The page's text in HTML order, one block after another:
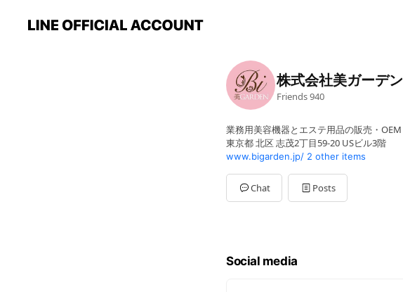
株式会社美ガーデン
Friends940
業務用美容機器とエステ用品の販売・OEM
東京都 北区 志茂2丁目59-20 USビル3階
www.bigarden.jp/ 2 other items
Chat Posts
Social media